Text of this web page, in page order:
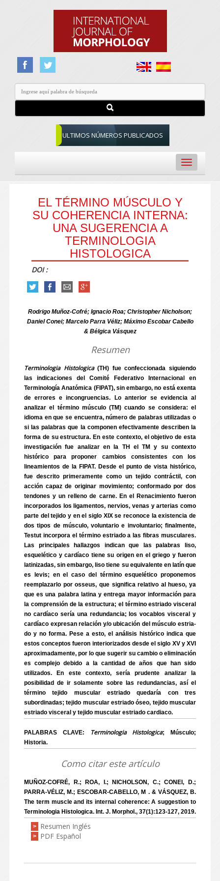
ULTIMOS NÚMEROS PUBLICADOS
Toggle
navigation
EL TÉRMINO MÚSCULO Y
SU COHERENCIA INTERNA:
UNA SUGERENCIA A
TERMINOLOGIA
HISTOLOGICA
DOI :
Rodrigo Muñoz-Cofré; Ignacio Roa; Christopher Nicholson;
Daniel Conei; Marcelo Parra Véliz; Máximo Escobar Cabello
& Bélgica Vásquez
Resumen
Terminologia Histologica(TH) fue confeccionada siguiendo
las indicaciones del Comité Federativo Internacional en
Terminología Anatómica (FIPAT), sin embargo, no está exenta
de errores e incongruencias. Lo anterior se evidencia al
analizar el término músculo (TM) cuando se considera: el
idioma en que se encuentra, número de palabras utilizadas o
si las palabras que la componen efectivamente describen la
forma de su estructura. En este contexto, el objetivo de esta
investigación fue analizar en la TH el TM y su contexto
histórico para proponer cambios consistentes con los
lineamientos de la FIPAT. Desde el punto de vista histórico,
fue descrito primeramente como un tejido contráctil, con
acción capaz de originar movimiento; conformado por dos
tendones y un relleno de carne. En el Renacimiento fueron
incorporados los ligamentos, nervios, venas y arterias como
parte del tejido y en el siglo XIX se reconoce la existencia de
dos tipos de músculo, voluntario e involuntario; finalmente,
Testut incorpora el término estriado a las fibras musculares.
Las principales hallazgos indican que las palabras liso,
esquelético y cardíaco tiene su origen en el griego y fueron
latinizadas, sin embargo, liso tiene su equivalente en latín que
es levis; en el caso del término esquelético proponemos
reemplazarlo por osseus, que significa relativo al hueso, ya
que es una palabra latina y entrega mayor información para
la comprensión de la estructura; el término estriado visceral
no cardíaco sería una redundancia; los vocablos visceral y
cardíaco expresan relación y/o ubicación del músculo estria-
do y no forma. Pese a esto, el análisis histórico indica que
estos conceptos fueron interiorizados desde el siglo XV y XVI
aproximadamente, por lo que sugerir su cambio o eliminación
es complejo debido a la cantidad de años que han sido
utilizados. En este contexto, sería prudente analizar la
posibilidad de ir solamente sobre las redundancias, así el
término tejido muscular estriado quedaría con tres
subordinadas; tejido muscular estriado óseo, tejido muscular
estriado visceral y tejido muscular estriado cardiaco.
PALABRAS CLAVE: Terminologia Histologica; Músculo;
Historia.
Como citar este artículo
MUÑOZ-COFRÉ, R.; ROA, I.; NICHOLSON, C.; CONEI, D.;
PARRA-VÉLIZ, M.; ESCOBAR-CABELLO, M . & VÁSQUEZ, B.
The term muscle and its internal coherence: A suggestion to
Terminologia Histologica. Int. J. Morphol., 37(1):123-127, 2019.
> Resumen Inglés
> PDF Español